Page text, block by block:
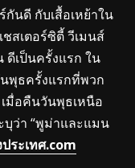
กันดี กับเสื้อเหย้าใน
สเตอร์ซิตี้ วีเมนส์
ดีเป็นครั้งแรก ใน
พุธครั้งแรกที่พวก
มื่อคืนวันพุธเหนือ
ว่า “พูม่าและแมน
ระเทศ.com